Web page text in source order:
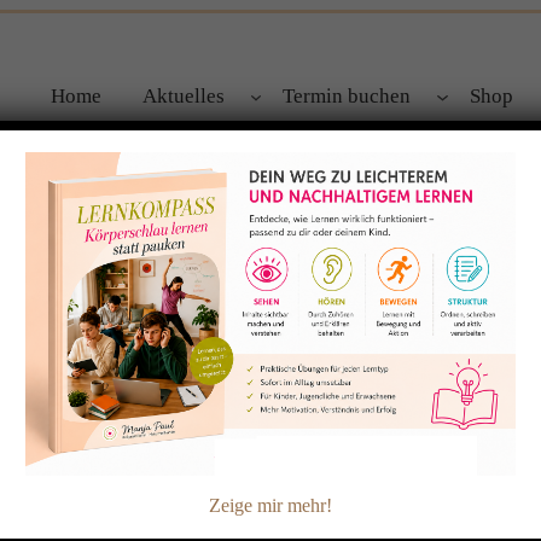
Home Aktuelles Termin buchen Shop
und besonders für
SCHULE? LUSTIG!
Wiesel, Quaste, Schmalz und Karfunkel gehen zur Schule.
der strenge Doktor Sinn, staunt, schimpft und lacht über
Zeige mir mehr!